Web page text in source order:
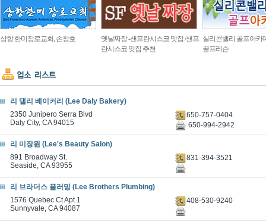
상항 한미장로교회, 손창호
옛날짜장 -샌프란시스코 맛집 /샌프
란시스코 맛집 추천
실리콘밸리 골프아카
골프레슨
리 댈리 베이커리 (Lee Daly Bakery)
2350 Junipero Serra Blvd
Daly City, CA 94015
650-757-0404
650-994-2942
리 미장원 (Lee's Beauty Salon)
891 Broadway St.
Seaside, CA 93955
831-394-3521
리 브라더스 플러밍 (Lee Brothers Plumbing)
1576 Quebec Ct Apt 1
Sunnyvale, CA 94087
408-530-9240